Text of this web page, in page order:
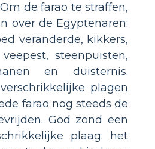
de farao te straffen,
over de Egyptenaren:
veranderde, kikkers,
steenpuisten,
en duisternis.
plagen
farao nog steeds de
God zond een
plaag: het